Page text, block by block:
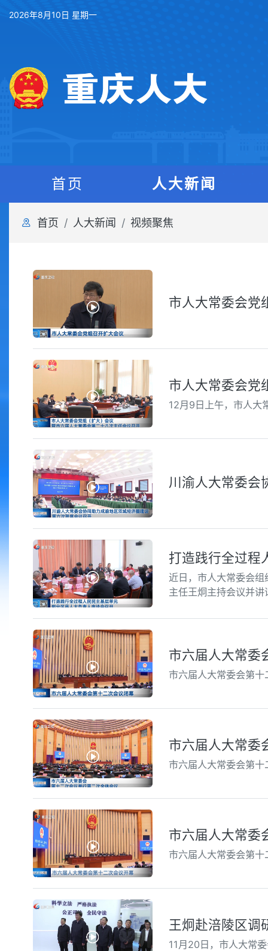
2026年8月10日 星期一
首页 人大新闻
首页 人大新闻 视频聚焦
市人大常委会党
市人大常委会党
12月9日上午，市人大
川渝人大常委会
打造践行全过程
近日，市人大常委会
主任王炯主持会议并讲
市六届人大常委
市六届人大常委会第
市六届人大常委
市六届人大常委会第
市六届人大常委
市六届人大常委会第
王炯赴涪陵区调
11月20日，市人大常